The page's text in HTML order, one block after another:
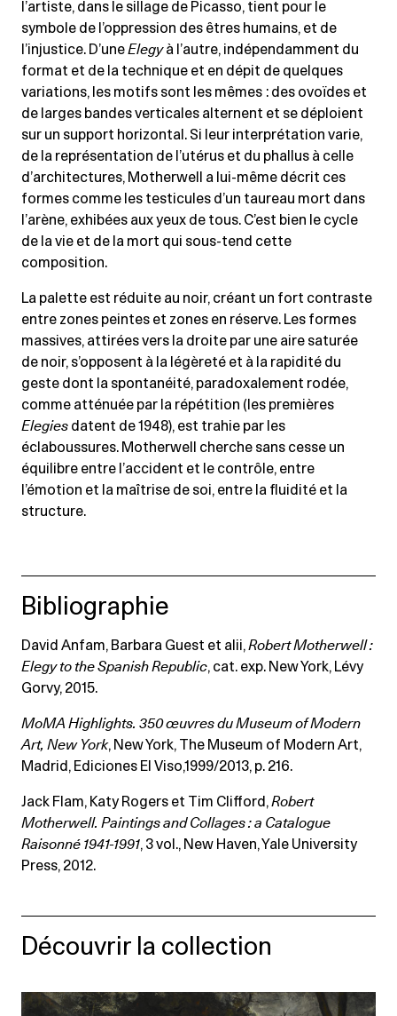
l’artiste, dans le sillage de Picasso, tient pour le
symbole de l’oppression des êtres humains, et de
l’injustice. D’uneElegyà l’autre, indépendamment du
format et de la technique et en dépit de quelques
variations, les motifs sont les mêmes : des ovoïdes et
de larges bandes verticales alternent et se déploient
sur un support horizontal. Si leur interprétation varie,
de la représentation de l’utérus et du phallus à celle
d’architectures, Motherwell a lui-même décrit ces
formes comme les testicules d’un taureau mort dans
l’arène, exhibées aux yeux de tous. C’est bien le cycle
de la vie et de la mort qui sous-tend cette
composition.
La palette est réduite au noir, créant un fort contraste
entre zones peintes et zones en réserve. Les formes
massives, attirées vers la droite par une aire saturée
de noir, s’opposent à la légèreté et à la rapidité du
geste dont la spontanéité, paradoxalement rodée,
comme atténuée par la répétition (les premières
Elegies datent de 1948), est trahie par les
éclaboussures. Motherwell cherche sans cesse un
équilibre entre l’accident et le contrôle, entre
l’émotion et la maîtrise de soi, entre la fluidité et la
structure.
Bibliographie
David Anfam, Barbara Guest et alii,Robert Motherwell :
Elegy to the Spanish Republic, cat. exp. New York, Lévy
Gorvy, 2015.
MoMA Highlights. 350 œuvres du Museum of Modern
Art, New York, New York, The Museum of Modern Art,
Madrid, Ediciones El Viso,1999/2013, p. 216.
Jack Flam, Katy Rogers et Tim Clifford,Robert
Motherwell. Paintings and Collages : a Catalogue
Raisonné 1941-1991, 3 vol., New Haven, Yale University
Press, 2012.
Découvrir la collection